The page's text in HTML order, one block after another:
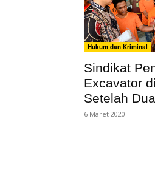
Hukum dan Kriminal
Sindikat
Excavator
Setelah
6 Maret 2020